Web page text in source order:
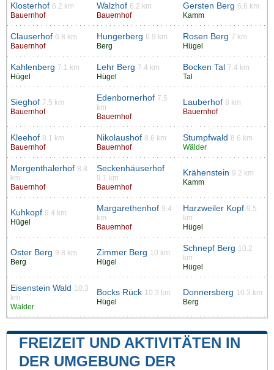
Klosterhof 6.2 km
Bauernhof
Walzhof 6.2 km
Bauernhof
Gersten Berg 6.6 km
Kamm
Clauserhof 6.8 km
Bauernhof
Hungerberg 6.9 km
Berg
Rosen Berg 7 km
Hügel
Kahlenberg 7.1 km
Hügel
Lehr Berg 7.4 km
Hügel
Bocken Tal 7.4 km
Tal
Sieghof 7.5 km
Bauernhof
Edenbornerhof 7.5
km
Bauernhof
Lauberhof 8 km
Bauernhof
Kleehof 8.1 km
Bauernhof
Nikolaushof 8.6 km
Bauernhof
Stumpfwald 8.6 km
Wälder
Mergenthalerhof 8.8
km
Bauernhof
Seckenhäuserhof
9.1 km
Bauernhof
Krähenstein 9.2 km
Kamm
Kuhkopf 9.4 km
Hügel
Margarethenhof 9.4
km
Bauernhof
Harzweiler Kopf 9.5
km
Hügel
Oster Berg 9.8 km
Berg
Zimmer Berg 10 km
Hügel
Schnepf Berg 10.2
km
Hügel
Eisenstein Wald 10.3
km
Wälder
Bocks Rück 10.3 km
Hügel
Donnersberg 10.3 km
Berg
FREIZEIT UND AKTIVITÄTEN IN
DER UMGEBUNG DER